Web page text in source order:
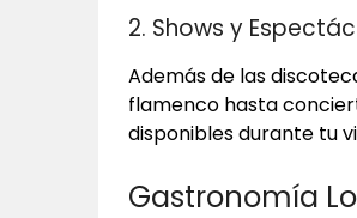
2. Shows y
Además de las
flamenco hasta
disponibles durante tu
Gastronomía